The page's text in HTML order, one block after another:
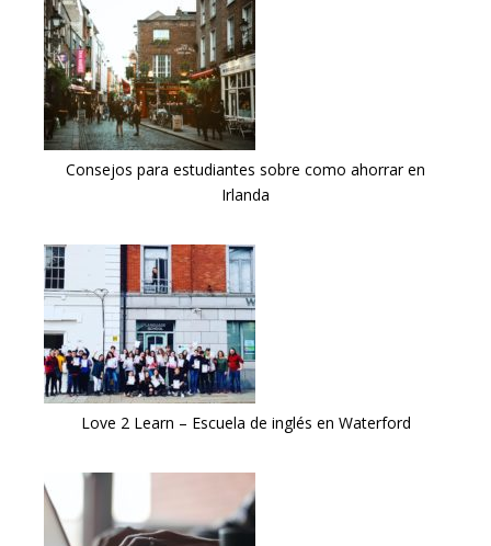
Consejos para estudiantes sobre como ahorrar en
Irlanda
Love 2 Learn – Escuela de inglés en Waterford